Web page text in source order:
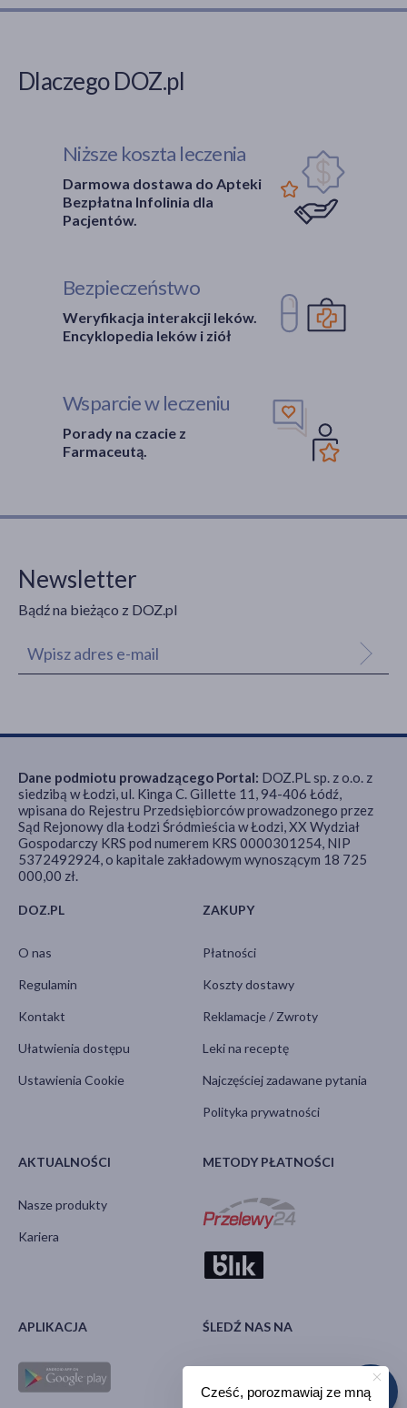
Dlaczego DOZ.pl
Niższe koszta leczenia
Darmowa dostawa do Apteki
Bezpłatna Infolinia dla
Pacjentów.
Bezpieczeństwo
Weryfikacja interakcji leków.
Encyklopedia leków i ziół
Wsparcie w leczeniu
Porady na czacie z
Farmaceutą.
Newsletter
Bądź na bieżąco z DOZ.pl
DOZ.PL
O nas
Regulamin
Kontakt
Ułatwienia dostępu
Ustawienia Cookie
ZAKUPY
Płatności
Koszty dostawy
Reklamacje / Zwroty
Leki na receptę
Najczęściej zadawane pytania
Polityka prywatności
AKTUALNOŚCI
Nasze produkty
Kariera
METODY PŁATNOŚCI
APLIKACJA ŚLEDŹ NAS NA
Dane podmiotu prowadzącego Portal: DOZ.PL sp. z o.o. z
siedzibą w Łodzi, ul. Kinga C. Gillette 11, 94-406 Łódź,
wpisana do Rejestru Przedsiębiorców prowadzonego przez
Sąd Rejonowy dla Łodzi Śródmieścia w Łodzi, XX Wydział
Gospodarczy KRS pod numerem KRS 0000301254, NIP
5372492924, o kapitale zakładowym wynoszącym 18 725
000,00 zł.
Cześć, porozmawiaj ze mną